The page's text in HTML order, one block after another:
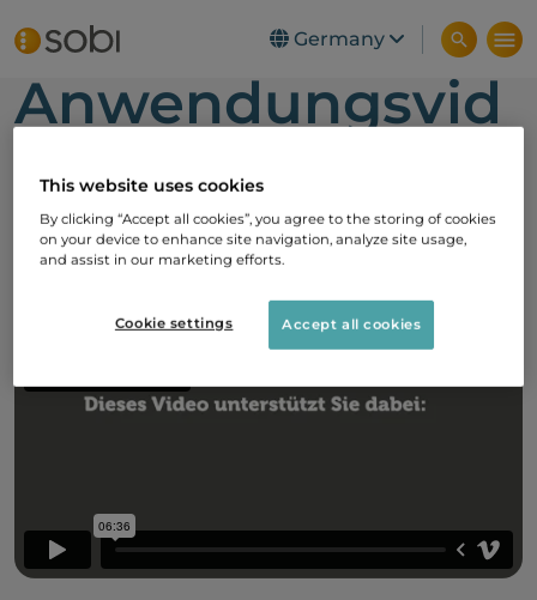
Germany
Anwendungsvid
eo
Hier finden Sie das Anwendungsvideo zur
Selbstinfusion mit Aspaveli® ®
This website uses cookies
By clicking “Accept all cookies”, you agree to the storing of cookies
on your device to enhance site navigation, analyze site usage,
and assist in our marketing efforts.
Cookie settings Accept all cookies